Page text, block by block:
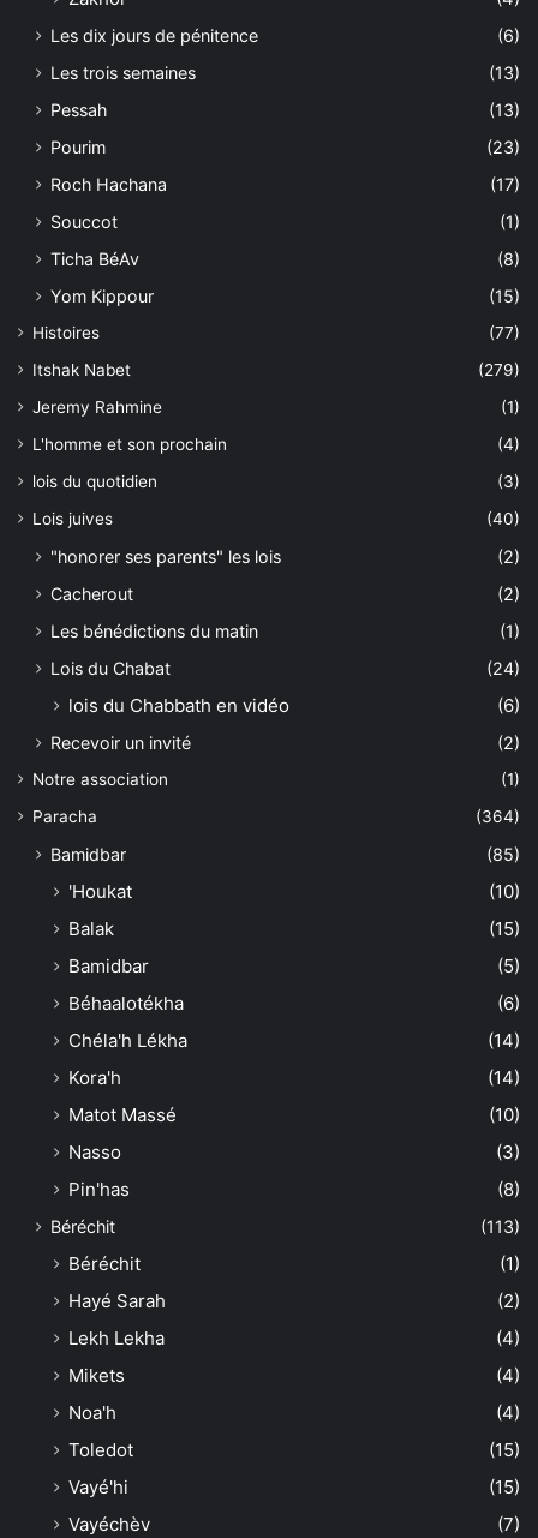
Les dix jours de pénitence
(6)
Les trois semaines
(13)
Pessah
(13)
Pourim
(23)
Roch Hachana
(17)
Souccot
(1)
Ticha BéAv
(8)
Yom Kippour
(15)
Histoires
(77)
Itshak Nabet
(279)
Jeremy Rahmine
(1)
L'homme et son prochain
(4)
lois du quotidien
(3)
Lois juives
(40)
"honorer ses parents" les lois
(2)
Cacherout
(2)
Les bénédictions du matin
(1)
Lois du Chabat
(24)
lois du Chabbath en vidéo (6)
Recevoir un invité (2)
Notre association
(1)
Paracha
(364)
Bamidbar (85)
'Houkat
(10)
Balak
(15)
Bamidbar
(5)
Béhaalotékha
(6)
Chéla'h Lékha
(14)
Kora'h
(14)
Matot Massé
(10)
Nasso
(3)
Pin'has
(8)
Béréchit (113)
Béréchit
(1)
Hayé Sarah
(2)
Lekh Lekha
(4)
Mikets
(4)
Noa'h
(4)
Toledot
(15)
Vayé'hi
(15)
Vayéchèv
(7)